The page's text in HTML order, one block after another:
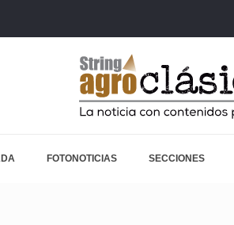
FOTONOTICIAS SECCIONES